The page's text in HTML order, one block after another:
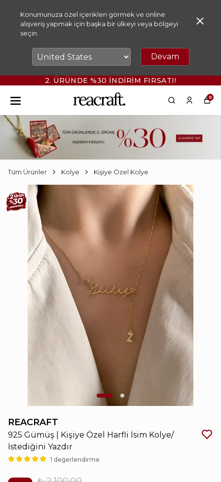
Konumunuza özel içerikleri görmek ve online
alışveriş yapmak için başka bir ülkeyi veya bölgeyi
seçin.
Devam
2. ÜRÜNDE %30 İNDİRİM FIRSATI!
0
Tüm Ürünler Kolye Kişiye Özel Kolye
REACRAFT
925 Gümüş | Kişiye Özel Harfli İsim Kolye/
İstediğini Yazdır
1 değerlendirme